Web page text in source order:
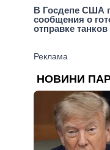
В Госдепе США
сообщения о
отправке